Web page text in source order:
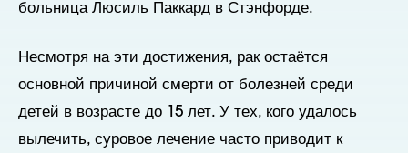
больница Люсиль Паккард в Стэнфорде.
Несмотря на эти достижения, рак остаётся
основной причиной смерти от болезней среди
детей в возрасте до 15 лет. У тех, кого удалось
вылечить, суровое лечение часто приводит к